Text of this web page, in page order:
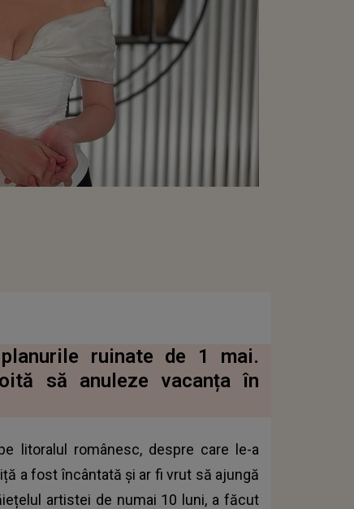
ruinate de 1 mai.
să anuleze vacanța în
litoralul românesc, despre care le-a
a fost încântată și ar fi vrut să ajungă
artistei de numai 10 luni, a făcut